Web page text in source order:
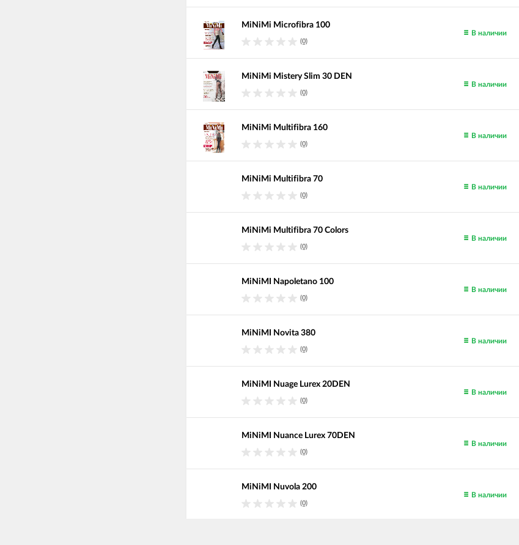
MiNiMi Microfibra 100
(0)
В наличии
MiNiMi Mistery Slim 30 DEN
(0)
В наличии
MiNiMi Multifibra 160
(0)
В наличии
MiNiMi Multifibra 70
(0)
В наличии
MiNiMi Multifibra 70 Colors
(0)
В наличии
MiNiMI Napoletano 100
(0)
В наличии
MiNiMI Novita 380
(0)
В наличии
MiNiMI Nuage Lurex 20DEN
(0)
В наличии
MiNiMI Nuance Lurex 70DEN
(0)
В наличии
MiNiMI Nuvola 200
(0)
В наличии